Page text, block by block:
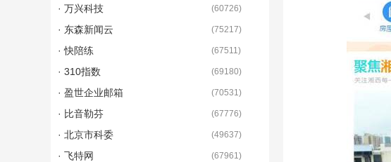
· 万兴科技 (60726)
· 东森新闻云 (75217)
· 快陪练 (67511)
· 310指数 (69180)
· 盈世企业邮箱 (70531)
· 比音勒芬 (67776)
· 北京市科委 (49637)
· 飞特网 (67961)